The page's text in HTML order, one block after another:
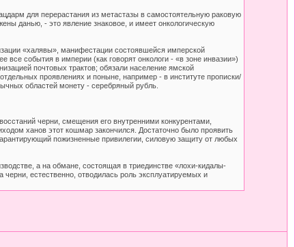
для перерастания из метастазы в самостоятельную раковую
данью, - это явление знаковое, и имеет онкологическую
«халявы», манифестации состоявшейся имперской
события в империи (как говорят онкологи - «в зоне инвазии»)
почтовых трактов; обязали население ямской
проявлениях и поныне, например - в институте прописки/
областей монету - серебряный рубль.
черни, смещения его внутренними конкурентами,
ханов этот кошмар закончился. Достаточно было проявить
пожизненные привилегии, силовую защиту от любых
а на обмане, состоящая в триединстве «лохи-кидалы-
естественно, отводилась роль эксплуатируемых и